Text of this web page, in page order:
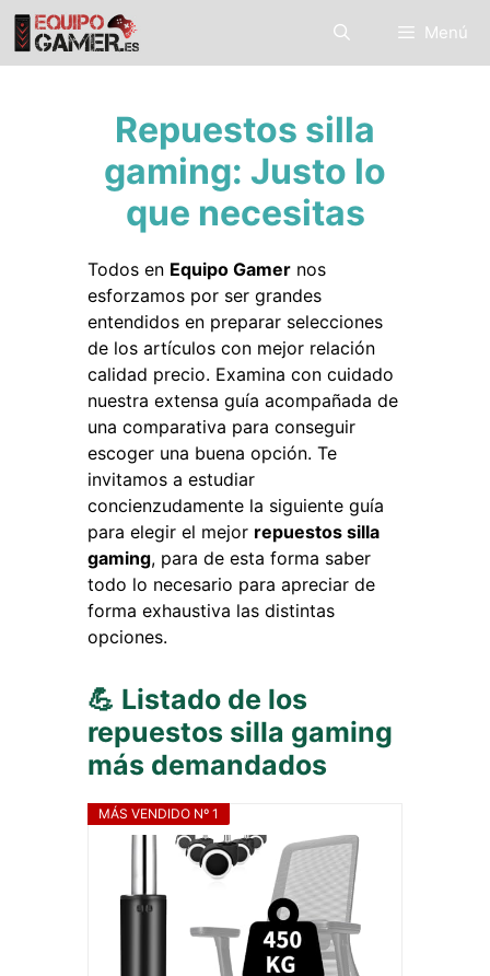
Saltar
contenido
Menú
Repuestos silla
gaming: Justo lo
que necesitas
Todos en Equipo Gamer nos
esforzamos por ser grandes
entendidos en preparar selecciones
de los artículos con mejor relación
calidad precio. Examina con cuidado
nuestra extensa guía acompañada de
una comparativa para conseguir
escoger una buena opción. Te
invitamos a estudiar
concienzudamente la siguiente guía
para elegir el mejor repuestos silla
gaming, para de esta forma saber
todo lo necesario para apreciar de
forma exhaustiva las distintas
opciones.
💪 Listado de los
repuestos silla gaming
más demandados
MÁS VENDIDO Nº 1